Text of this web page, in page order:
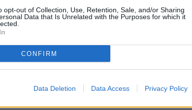
opt-out of Collection, Use, Retention, Sale, and/or Sharing
Data that Is Unrelated with the Purposes for which it
CONFIRM
Data Deletion Data Access Privacy Policy
do DVB-S2
tv domácností v Německu